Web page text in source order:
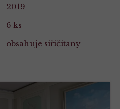
2019
6 ks
obsahuje siřičitany